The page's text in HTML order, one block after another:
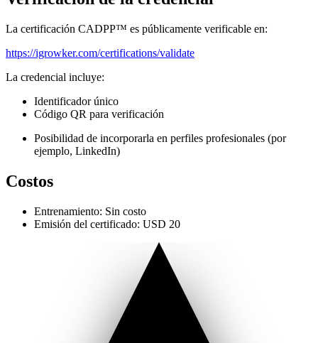
La certificación CADPP™ es públicamente verificable en:
https://igrowker.com/certifications/validate
La credencial incluye:
Identificador único
Código QR para verificación
Posibilidad de incorporarla en perfiles profesionales (por
ejemplo, LinkedIn)
Costos
Entrenamiento: Sin costo
Emisión del certificado: USD 20